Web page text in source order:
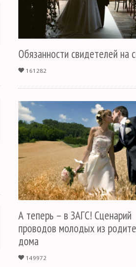
Обязанности свидетелей на
161282
А теперь – в ЗАГС! Сценарий
проводов молодых из
дома
149972